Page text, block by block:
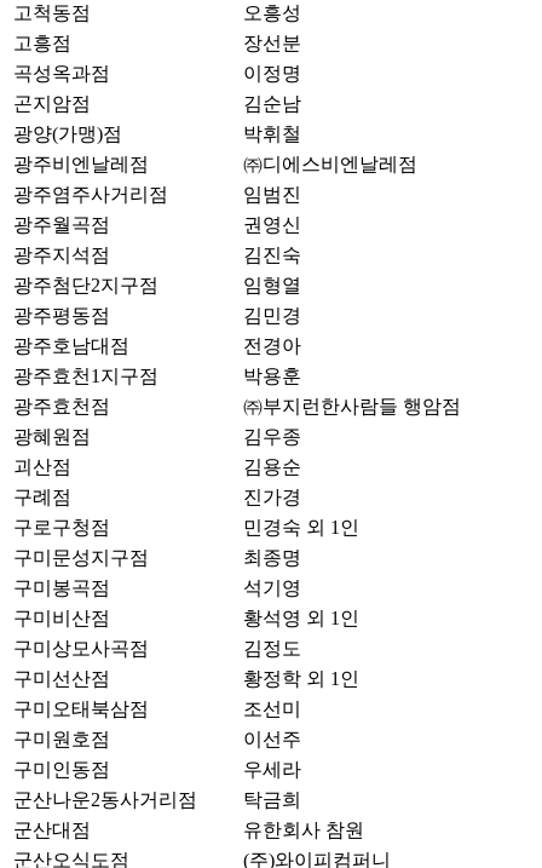
고척동점
오흥성
고흥점
장선분
곡성옥과점
이정명
곤지암점
김순남
광양(가맹)점
박휘철
광주비엔날레점
㈜디에스비엔날레점
광주염주사거리점
임범진
광주월곡점
권영신
광주지석점
김진숙
광주첨단2지구점
임형열
광주평동점
김민경
광주호남대점
전경아
광주효천1지구점
박용훈
광주효천점
㈜부지런한사람들 행암점
광혜원점
김우종
괴산점
김용순
구례점
진가경
구로구청점
민경숙 외 1인
구미문성지구점
최종명
구미봉곡점
석기영
구미비산점
황석영 외 1인
구미상모사곡점
김정도
구미선산점
황정학 외 1인
구미오태북삼점
조선미
구미원호점
이선주
구미인동점
우세라
군산나운2동사거리점
탁금희
군산대점
유한회사 참원
군산오식도점
(주)와이피컴퍼니